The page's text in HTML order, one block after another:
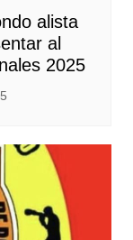
alista
al
2025